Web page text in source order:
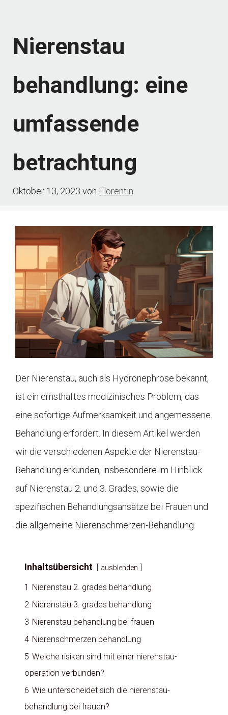
Nierenstau
behandlung: eine
umfassende
betrachtung
Oktober 13, 2023 von Florentin
Der Nierenstau, auch als Hydronephrose bekannt,
ist ein ernsthaftes medizinisches Problem, das
eine sofortige Aufmerksamkeit und angemessene
Behandlung erfordert. In diesem Artikel werden
wir die verschiedenen Aspekte der Nierenstau-
Behandlung erkunden, insbesondere im Hinblick
auf Nierenstau 2. und 3. Grades, sowie die
spezifischen Behandlungsansätze bei Frauen und
die allgemeine Nierenschmerzen-Behandlung.
Inhaltsübersicht ausblenden
1 Nierenstau 2. grades behandlung
2 Nierenstau 3. grades behandlung
3 Nierenstau behandlung bei frauen
4 Nierenschmerzen behandlung
5 Welche risiken sind mit einer nierenstau-
operation verbunden?
6 Wie unterscheidet sich die nierenstau-
behandlung bei frauen?